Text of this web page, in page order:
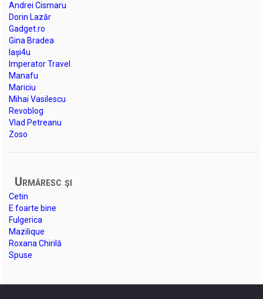
Andrei Cismaru
Dorin Lazăr
Gadget.ro
Gina Bradea
Iași4u
Imperator Travel
Manafu
Mariciu
Mihai Vasilescu
Revoblog
Vlad Petreanu
Zoso
Urmăresc şi
Cetin
E foarte bine
Fulgerica
Mazilique
Roxana Chirilă
Spuse